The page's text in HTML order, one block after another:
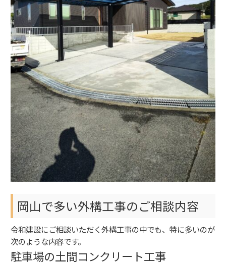
岡山で多い外構工事のご相談内容
令和建設にご相談いただく外構工事の中でも、特に多いのが
次のような内容です。
駐車場の土間コンクリート工事